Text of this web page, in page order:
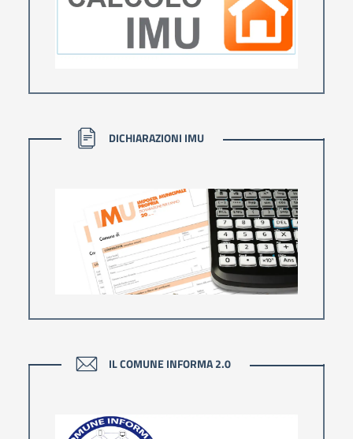
DICHIARAZIONI IMU
DICHIARAZIONI IMU
IL COMUNE INFORMA 2.0
IL COMUNE INFORMA 2.0